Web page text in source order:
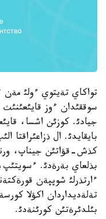
تواكاي تةيتوي ءولئ مةن
سوققئدان ءوز
جيادئ. كوزئن اشسا،
بايقايدئ. ال ذزاعئراقتا
كذش-قؤاتئن جيناپ،
ءارتذرلئ شوپپةن
تةلةديداردان اكؤلا
بئلدئرةتئن كورئنةدئ.